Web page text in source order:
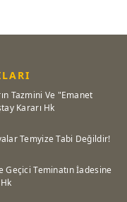
Tazmini Ve "Emanet
Kararı Hk
Temyize Tabi Değildir!
Geçici Teminatın İadesine